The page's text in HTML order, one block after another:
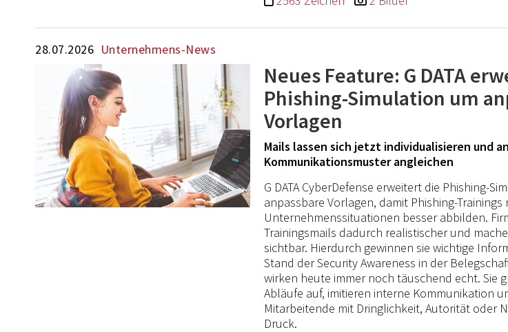
28.07.2026 Unternehmens-News
Neues Feature: G DATA
Phishing-Simulation um
Vorlagen
Mails lassen sich jetzt individualisieren und
Kommunikationsmuster angleichen
G DATA CyberDefense erweitert die Phishing-
anpassbare Vorlagen, damit Phishing-Trainings
Unternehmenssituationen besser abbilden.
Trainingsmails dadurch realistischer und
sichtbar. Hierdurch gewinnen sie wichtige
Stand der Security Awareness in der
wirken heute immer noch täuschend echt. Sie
Abläufe auf, imitieren interne Kommunikation
Mitarbeitende mit Dringlichkeit, Autorität oder
Druck.